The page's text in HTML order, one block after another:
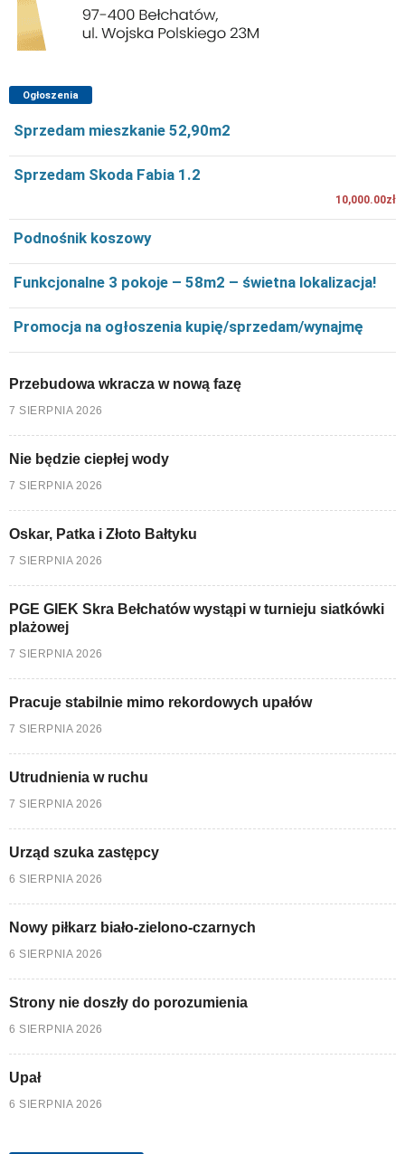
Ogłoszenia
Sprzedam mieszkanie 52,90m2
Sprzedam Skoda Fabia 1.2
10,000.00zł
Podnośnik koszowy
Funkcjonalne 3 pokoje – 58m2 – świetna lokalizacja!
Promocja na ogłoszenia kupię/sprzedam/wynajmę
Przebudowa wkracza w nową fazę
7 SIERPNIA 2026
Nie będzie ciepłej wody
7 SIERPNIA 2026
Oskar, Patka i Złoto Bałtyku
7 SIERPNIA 2026
PGE GIEK Skra Bełchatów wystąpi w turnieju siatkówki
plażowej
7 SIERPNIA 2026
Pracuje stabilnie mimo rekordowych upałów
7 SIERPNIA 2026
Utrudnienia w ruchu
7 SIERPNIA 2026
Urząd szuka zastępcy
6 SIERPNIA 2026
Nowy piłkarz biało-zielono-czarnych
6 SIERPNIA 2026
Strony nie doszły do porozumienia
6 SIERPNIA 2026
Upał
6 SIERPNIA 2026